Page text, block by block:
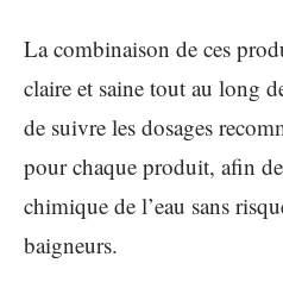
La combinaison de ces
claire et saine tout au long
de suivre les dosages
pour chaque produit, afin
chimique de l’eau sans
baigneurs.